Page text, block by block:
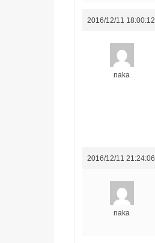
2016/12/11 18:00:12
naka
2016/12/11 21:24:06
naka